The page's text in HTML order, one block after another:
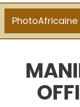
PhotoAfricaine